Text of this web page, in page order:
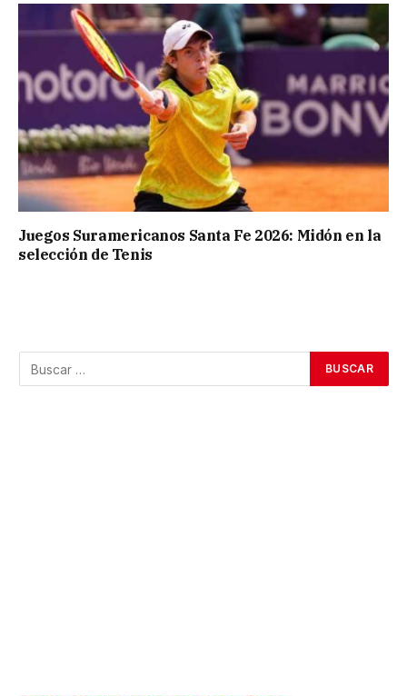
Juegos Suramericanos Santa Fe 2026: Midón en la
selección de Tenis